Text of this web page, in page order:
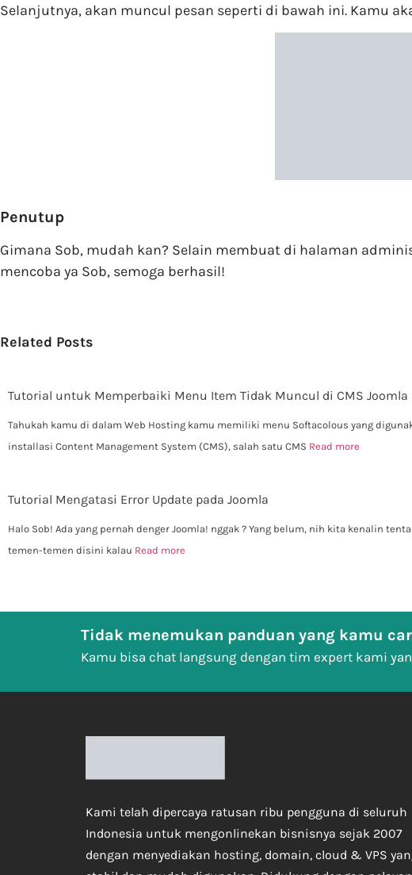
Selanjutnya, akan muncul pesan seperti di bawah ini. Kamu
Penutup
Gimana Sob, mudah kan? Selain membuat di halaman
mencoba ya Sob, semoga berhasil!
Related Posts
Tutorial untuk Memperbaiki Menu Item Tidak Muncul di CMS Joomla
Tahukah kamu di dalam Web Hosting kamu memiliki menu Softacolous yang
installasi Content Management System (CMS), salah satu CMS Read more
Tutorial Mengatasi Error Update pada Joomla
Halo Sob! Ada yang pernah denger Joomla! nggak ? Yang belum, nih kita kenalin
temen-temen disini kalau Read more
Tidak menemukan panduan yang kamu
Kamu bisa chat langsung dengan tim expert kami
Kami telah dipercaya ratusan ribu pengguna di seluruh
Indonesia untuk mengonlinekan bisnisnya sejak 2007
dengan menyediakan hosting, domain, cloud & VPS